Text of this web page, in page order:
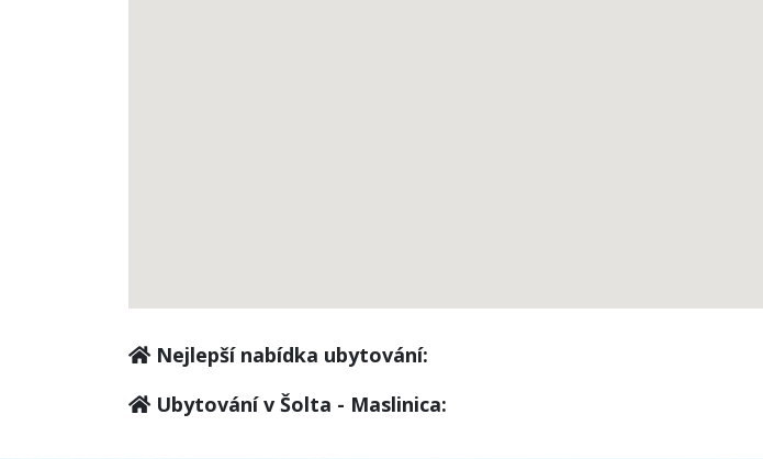
Nejlepší nabídka ubytování:
Ubytování v Šolta - Maslinica: